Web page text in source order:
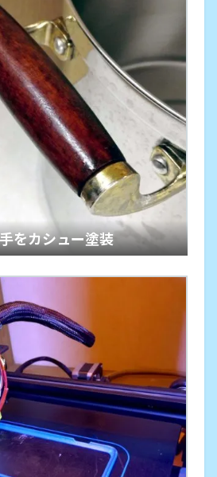
をカシュー塗装